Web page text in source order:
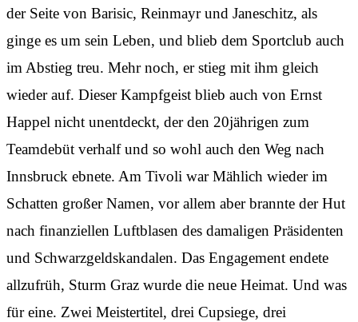
der Seite von Barisic, Reinmayr und Janeschitz, als
ginge es um sein Leben, und blieb dem Sportclub auch
im Abstieg treu. Mehr noch, er stieg mit ihm gleich
wieder auf. Dieser Kampfgeist blieb auch von Ernst
Happel nicht unentdeckt, der den 20jährigen zum
Teamdebüt verhalf und so wohl auch den Weg nach
Innsbruck ebnete. Am Tivoli war Mählich wieder im
Schatten großer Namen, vor allem aber brannte der Hut
nach finanziellen Luftblasen des damaligen Präsidenten
und Schwarzgeldskandalen. Das Engagement endete
allzufrüh, Sturm Graz wurde die neue Heimat. Und was
für eine. Zwei Meistertitel, drei Cupsiege, drei